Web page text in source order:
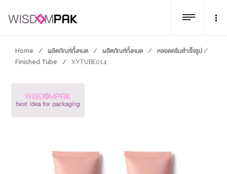
Home / ผลิตภัณฑ์ทั้งหมด / ผลิตภัณฑ์ทั้งหมด /
หลอดครีมสำเร็จรูป /
Finished Tube
/ XYTUBE014